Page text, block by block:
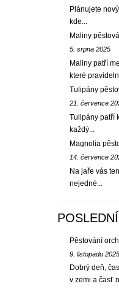
Plánujete
kde...
Maliny
5. srpna 2025
Maliny patří
které
Tulipány
21. července
Tulipány patří
každý...
Magnolia
14. července
Na jaře vás
nejedné...
Pěstování
9. listopadu 2025
Dobrý deň,
v zemi a časť